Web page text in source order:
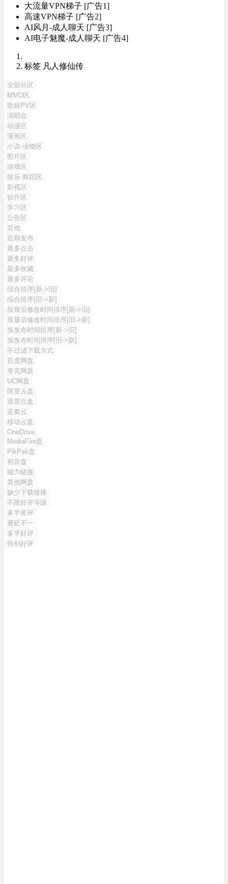
大流量VPN梯子 [广告1]
高速VPN梯子 [广告2]
AI风月-成人聊天 [广告3]
AI电子魅魔-成人聊天 [广告4]
标签 凡人修仙传
全部分区
MMD区
歌姬PV区
演唱会
动漫区
漫画区
小说-读物区
图片区
游戏区
娱乐-舞蹈区
影视区
软件区
学习区
公告区
其他
近期发布
最多点击
最多好评
最多收藏
最多评论
综合排序[新->旧]
综合排序[旧->新]
按最后修改时间排序[新->旧]
按最后修改时间排序[旧->新]
按发布时间排序[新->旧]
按发布时间排序[旧->新]
不过滤下载方式
百度网盘
夸克网盘
UC网盘
阿里云盘
迅雷云盘
蓝奏云
移动云盘
OneDrive
MediaFire盘
PikPak盘
初音盘
磁力链接
其他网盘
缺少下载链接
不限好评等级
多半差评
褒贬不一
多半好评
特别好评